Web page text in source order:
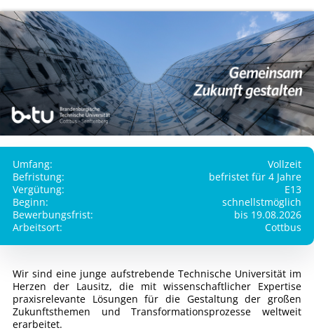
Umfang:
Vollzeit
Befristung:
befristet für 4 Jahre
Vergütung:
E13
Beginn:
schnellstmöglich
Bewerbungsfrist:
bis 19.08.2026
Arbeitsort:
Cottbus
Wir sind eine junge aufstrebende Technische Universität im
Herzen der Lausitz, die mit wissenschaftlicher Expertise
praxisrelevante Lösungen für die Gestaltung der großen
Zukunftsthemen und Transformationsprozesse weltweit
erarbeitet.